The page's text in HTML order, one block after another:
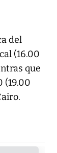
del
(16.00
que
(19.00